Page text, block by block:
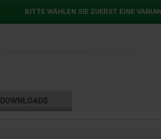
BITTE WÄHLEN SIE ZUERST EINE
DOWNLOADS